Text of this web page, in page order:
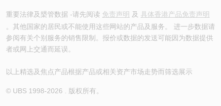
重要法律及槼管数据 -请先阅读 免责声明 及 具体香港产品免责声明
。其他国家的居民或不能使用这些网站的产品及服务。 进一步数据请
参阅有关个别服务的销售限制。报价或数据的发送可能因为数据提供
者或网上交通而延误。
以上精选及焦点产品根据产品或相关资产市场走势而筛选展示
© UBS 1998-2026 . 版权所有。